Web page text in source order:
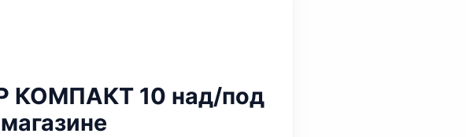
КОМПАКТ 10 над/под